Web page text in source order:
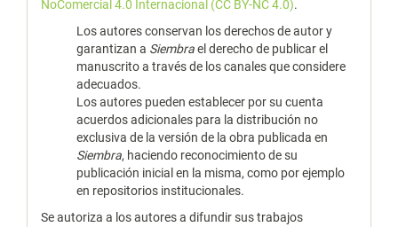
NoComercial 4.0 Internacional (CC BY-NC 4.0).
Los autores conservan los derechos de autor y
garantizan a Siembrael derecho de publicar el
manuscrito a través de los canales que considere
adecuados.
Los autores pueden establecer por su cuenta
acuerdos adicionales para la distribución no
exclusiva de la versión de la obra publicada en
Siembra, haciendo reconocimiento de su
publicación inicial en la misma, como por ejemplo
en repositorios institucionales.
Se autoriza a los autores a difundir sus trabajos